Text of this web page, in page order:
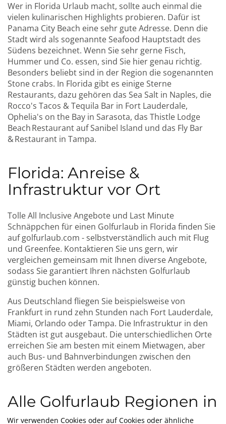
Wer in Florida Urlaub macht, sollte auch einmal die
vielen kulinarischen Highlights probieren. Dafür ist
Panama City Beach eine sehr gute Adresse. Denn die
Stadt wird als sogenannte Seafood Hauptstadt des
Südens bezeichnet. Wenn Sie sehr gerne Fisch,
Hummer und Co. essen, sind Sie hier genau richtig.
Besonders beliebt sind in der Region die sogenannten
Stone crabs. In Florida gibt es einige Sterne
Restaurants, dazu gehören das Sea Salt in Naples, die
Rocco's Tacos & Tequila Bar in Fort Lauderdale,
Ophelia's on the Bay in Sarasota, das Thistle Lodge
Beach Restaurant auf Sanibel Island und das Fly Bar
& Restaurant in Tampa.
Florida: Anreise &
Infrastruktur vor Ort
Tolle All Inclusive Angebote und Last Minute
Schnäppchen für einen Golfurlaub in Florida finden Sie
auf golfurlaub.com - selbstverständlich auch mit Flug
und Greenfee. Kontaktieren Sie uns gern, wir
vergleichen gemeinsam mit Ihnen diverse Angebote,
sodass Sie garantiert Ihren nächsten Golfurlaub
günstig buchen können.
Aus Deutschland fliegen Sie beispielsweise von
Frankfurt in rund zehn Stunden nach Fort Lauderdale,
Miami, Orlando oder Tampa. Die Infrastruktur in den
Städten ist gut ausgebaut. Die unterschiedlichen Orte
erreichen Sie am besten mit einem Mietwagen, aber
auch Bus- und Bahnverbindungen zwischen den
größeren Städten werden angeboten.
Alle Golfurlaub Regionen in
den USA
Wir verwenden Cookies oder auf Cookies oder ähnliche